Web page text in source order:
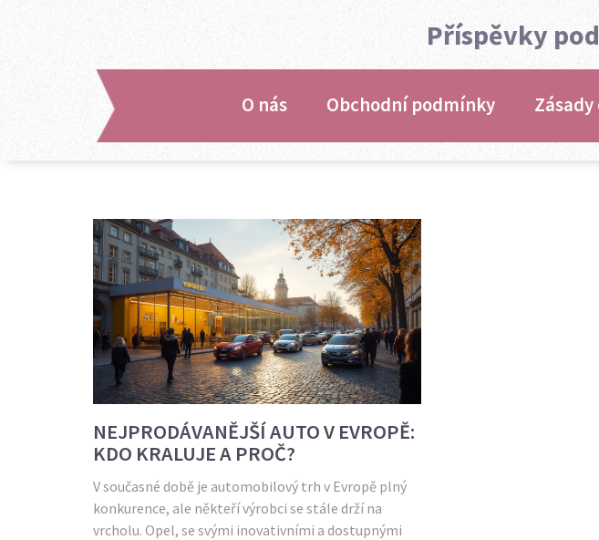
Příspěvky
O nás Obchodní podmínky
NEJPRODÁVANĚJŠÍ AUTO V EVROPĚ:
KDO KRALUJE A PROČ?
V současné době je automobilový trh v Evropě plný
konkurence, ale někteří výrobci se stále drží na
vrcholu. Opel, se svými inovativními a dostupnými